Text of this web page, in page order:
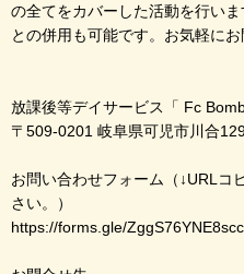
の全てをカバーした活動を行い
との併用も可能です。お気軽にお
放課後等デイサービス「 Fc
〒509-0201 岐阜県可児市川合
お問い合わせフォーム（↓URLコ
さい。）
https://forms.gle/